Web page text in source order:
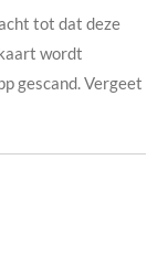
tot dat deze
wordt
gescand. Vergeet